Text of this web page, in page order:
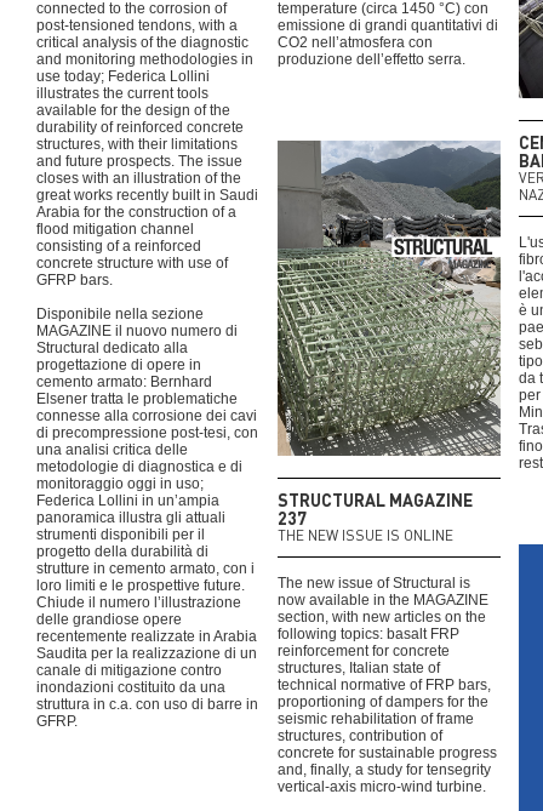
connected to the corrosion of
post-tensioned tendons, with a
critical analysis of the diagnostic
and monitoring methodologies in
use today; Federica Lollini
illustrates the current tools
available for the design of the
durability of reinforced concrete
structures, with their limitations
and future prospects. The issue
closes with an illustration of the
great works recently built in Saudi
Arabia for the construction of a
flood mitigation channel
consisting of a reinforced
concrete structure with use of
GFRP bars.
Disponibile nella sezione
MAGAZINE il nuovo numero di
Structural dedicato alla
progettazione di opere in
cemento armato: Bernhard
Elsener tratta le problematiche
connesse alla corrosione dei cavi
di precompressione post-tesi, con
una analisi critica delle
metodologie di diagnostica e di
monitoraggio oggi in uso;
Federica Lollini in un’ampia
panoramica illustra gli attuali
strumenti disponibili per il
progetto della durabilità di
strutture in cemento armato, con i
loro limiti e le prospettive future.
Chiude il numero l’illustrazione
delle grandiose opere
recentemente realizzate in Arabia
Saudita per la realizzazione di un
canale di mitigazione contro
inondazioni costituito da una
struttura in c.a. con uso di barre in
GFRP.
temperature (circa 1450 °C) con
emissione di grandi quantitativi di
CO2 nell’atmosfera con
produzione dell’effetto serra.
è
da
STRUCTURAL MAGAZINE
237
THE NEW ISSUE IS ONLINE
The new issue of Structural is
now available in the MAGAZINE
section, with new articles on the
following topics: basalt FRP
reinforcement for concrete
structures, Italian state of
technical normative of FRP bars,
proportioning of dampers for the
seismic rehabilitation of frame
structures, contribution of
concrete for sustainable progress
and, finally, a study for tensegrity
vertical-axis micro-wind turbine.